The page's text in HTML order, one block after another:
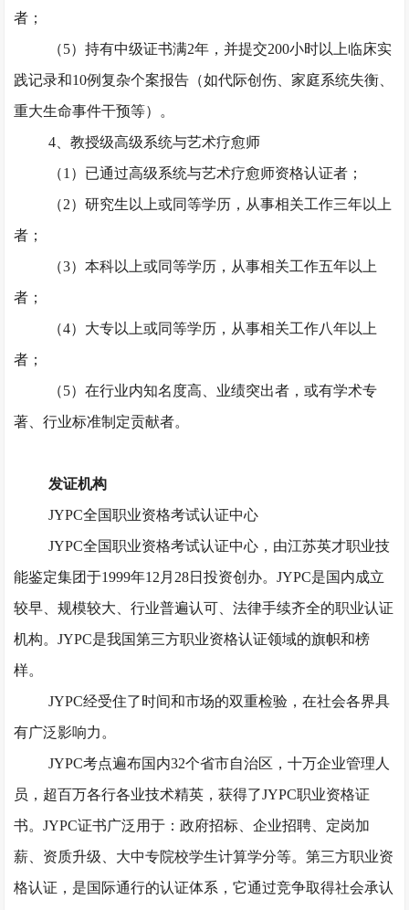
者；
（5）持有中级证书满2年，并提交200小时以上临床实
践记录和10例复杂个案报告（如代际创伤、家庭系统失衡、
重大生命事件干预等）。
4、教授级高级系统与艺术疗愈师
（1）已通过高级系统与艺术疗愈师资格认证者；
（2）研究生以上或同等学历，从事相关工作三年以上
者；
（3）本科以上或同等学历，从事相关工作五年以上
者；
（4）大专以上或同等学历，从事相关工作八年以上
者；
（5）在行业内知名度高、业绩突出者，或有学术专
著、行业标准制定贡献者。
发证机构
JYPC全国职业资格考试认证中心
JYPC全国职业资格考试认证中心，由江苏英才职业技
能鉴定集团于1999年12月28日投资创办。JYPC是国内成立
较早、规模较大、行业普遍认可、法律手续齐全的职业认证
机构。JYPC是我国第三方职业资格认证领域的旗帜和榜
样。
JYPC经受住了时间和市场的双重检验，在社会各界具
有广泛影响力。
JYPC考点遍布国内32个省市自治区，十万企业管理人
员，超百万各行各业技术精英，获得了JYPC职业资格证
书。JYPC证书广泛用于：政府招标、企业招聘、定岗加
薪、资质升级、大中专院校学生计算学分等。第三方职业资
格认证，是国际通行的认证体系，它通过竞争取得社会承认